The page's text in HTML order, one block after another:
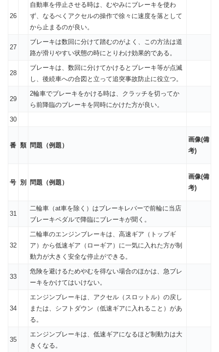
26
自動車を停止させる時は、むやみにブレーキを使わ
ず、なるべくアクセルの操作で徐々に速度を落として
から止まるのが良い。
27
ブレーキは数回に分けて踏むのがよく、この方法は道
路が滑りやすい状態の時にとりわけ効果的である。
28
ブレーキは、数回に分けてかけるとブレーキ等が点滅
し、後続車への合図と立って追突事故防止に役立つ。
29
2輪車でブレーキをかける時は、クラッチを切ってか
ら前降臨のブレーキを同時にかけた方が良い。
30
番 類 問題（例題）
画像(備
考)
号 別 問題（例題）
画像(備
考)
31
二輪車（at車を除く）はブレーキレバーで前輪に当店
ブレーキペダルで降臨にブレーキが聞く。
32
二輪車のエンジンブレーキは、高速ギア（トップギ
ア）から低速ギア（ローギア）に一気に入れた方が制
動力が大きく安全な停止ができる。
33
危険を避けるためやむを得ない場合のほかは、急ブレ
ーキをかけてはいけない。
34
エンジンブレーキは、アクセル（スロットル）の戻し
または、シフトダウン（低速ギアに入れること）があ
る。
35
エンジンブレーキは、低速ギアになるほど制動力は大
きくなる。